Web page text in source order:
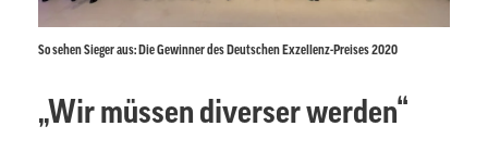
So sehen Sieger aus: Die Gewinner des Deutschen Exzellenz-Preises 2020
„Wir müssen diverser werden“